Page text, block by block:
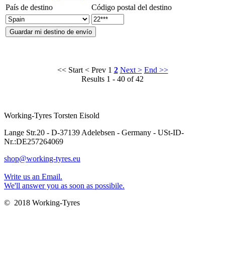
País de destino
Código postal del destino
<< Start < Prev 1 2 Next > End >>
Results 1 - 40 of 42
Working-Tyres Torsten Eisold
Lange Str.20 - D-37139 Adelebsen - Germany - USt-ID-
Nr.:DE257264069
shop@working-tyres.eu
Write us an Email.
We'll answer you as soon as possibile.
© 2018 Working-Tyres